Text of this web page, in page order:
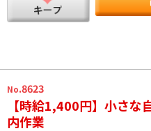
No.8623
【時給1,400円】小さな
内作業